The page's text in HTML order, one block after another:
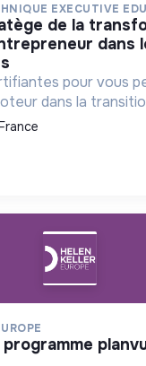
EXECUTIVE
dans
pour vous
dans la
France